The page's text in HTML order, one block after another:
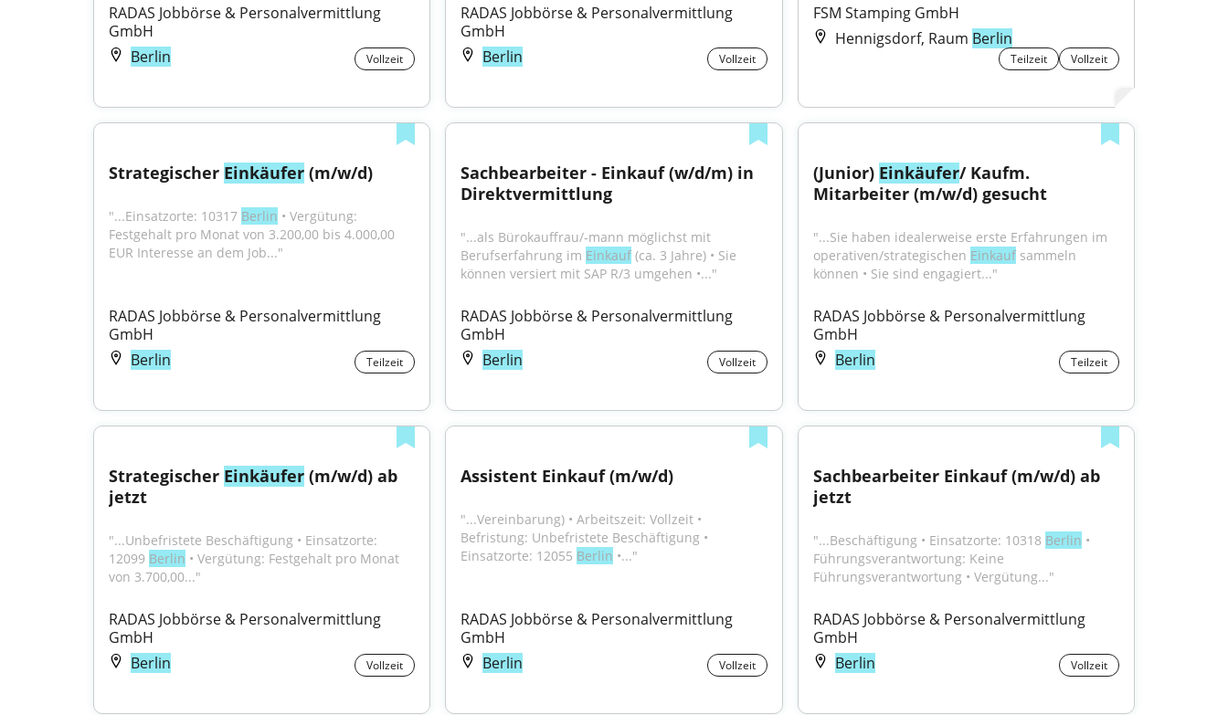
RADAS Jobbörse & Personalvermittlung
GmbH
Berlin
Vollzeit
RADAS Jobbörse & Personalvermittlung
GmbH
Berlin
Vollzeit
FSM Stamping GmbH
Hennigsdorf, Raum Berlin
Teilzeit Vollzeit
Strategischer Einkäufer (m/w/d)
"...Einsatzorte: 10317 Berlin • Vergütung:
Festgehalt pro Monat von 3.200,00 bis 4.000,00
EUR Interesse an dem Job..."
RADAS Jobbörse & Personalvermittlung
GmbH
Berlin
Teilzeit
Sachbearbeiter - Einkauf (w/d/m) in
Direktvermittlung
"...als Bürokauffrau/-mann möglichst mit
Berufserfahrung im Einkauf (ca. 3 Jahre) • Sie
können versiert mit SAP R/3 umgehen •..."
RADAS Jobbörse & Personalvermittlung
GmbH
Berlin
Vollzeit
(Junior) Einkäufer/ Kaufm.
Mitarbeiter (m/w/d) gesucht
"...Sie haben idealerweise erste Erfahrungen im
operativen/strategischen Einkauf sammeln
können • Sie sind engagiert..."
RADAS Jobbörse & Personalvermittlung
GmbH
Berlin
Teilzeit
Strategischer Einkäufer (m/w/d) ab
jetzt
"...Unbefristete Beschäftigung • Einsatzorte:
12099 Berlin • Vergütung: Festgehalt pro Monat
von 3.700,00..."
RADAS Jobbörse & Personalvermittlung
GmbH
Berlin
Vollzeit
Assistent Einkauf (m/w/d)
"...Vereinbarung) • Arbeitszeit: Vollzeit •
Befristung: Unbefristete Beschäftigung •
Einsatzorte: 12055 Berlin •..."
RADAS Jobbörse & Personalvermittlung
GmbH
Berlin
Vollzeit
Sachbearbeiter Einkauf (m/w/d) ab
jetzt
"...Beschäftigung • Einsatzorte: 10318 Berlin •
Führungsverantwortung: Keine
Führungsverantwortung • Vergütung..."
RADAS Jobbörse & Personalvermittlung
GmbH
Berlin
Vollzeit